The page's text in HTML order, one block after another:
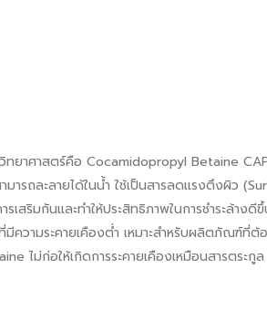
าศาสตร์คือ Cocamidopropyl Betaine
รถละลายได้ในน้ำ ใช้เป็นสารลดแรงตึงผิว
เสริมกันและทำให้ประสิทธิภาพในการชำระล้
ที่มีความระคายเคืองต่ำ เหมาะสำหรับผลิตภัณ
ม่ก่อให้เกิดการระคายเคืองเหมือนสารตระกูล